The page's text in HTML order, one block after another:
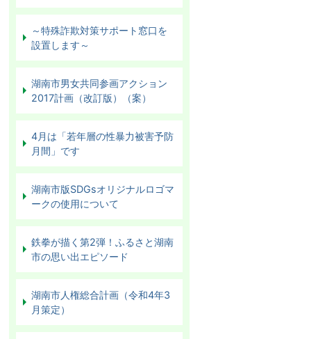
～特殊詐欺対策サポート窓口を
設置します～
湖南市男女共同参画アクション
2017計画（改訂版）（案）
4月は「若年層の性暴力被害予防
月間」です
湖南市版SDGsオリジナルロゴマ
ークの使用について
鉄拳が描く第2弾！ふるさと湖南
市の思い出エピソード
湖南市人権総合計画（令和4年3
月策定）